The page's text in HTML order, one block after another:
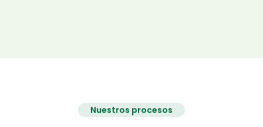
Nuestros procesos